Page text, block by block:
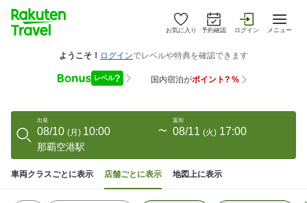
お気に入り 予約確認 ログイン メニュー
出発
08/10 (月) 10:00 〜
返却
08/11 (火) 17:00
那覇空港駅
車両クラスごとに表示 店舗ごとに表示 地図上に表示